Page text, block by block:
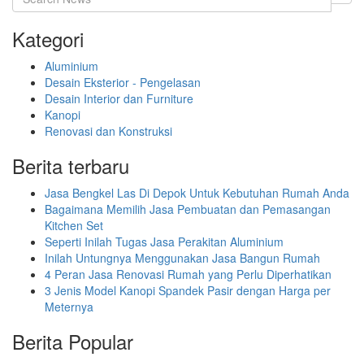
Kategori
Aluminium
Desain Eksterior - Pengelasan
Desain Interior dan Furniture
Kanopi
Renovasi dan Konstruksi
Berita terbaru
Jasa Bengkel Las Di Depok Untuk Kebutuhan Rumah Anda
Bagaimana Memilih Jasa Pembuatan dan Pemasangan
Kitchen Set
Seperti Inilah Tugas Jasa Perakitan Aluminium
Inilah Untungnya Menggunakan Jasa Bangun Rumah
4 Peran Jasa Renovasi Rumah yang Perlu Diperhatikan
3 Jenis Model Kanopi Spandek Pasir dengan Harga per
Meternya
Berita Popular